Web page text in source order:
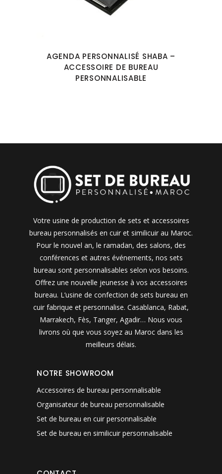
AGENDA PERSONNALISÉ SHABA –
ACCESSOIRE DE BUREAU
PERSONNALISABLE
Votre usine de production de sets et accessoires
bureau personnalisés en cuir et similicuir au Maroc.
Pour le nouvel an, le ramadan, des salons, des
conférences et autres événements, nos sets
bureau sont personnalisables selon vos besoins.
Offrez une nouvelle jeunesse à vos accessoires
bureau. L’usine de confection de sets bureau en
cuir fabrique et personnalise. Casablanca, Rabat,
Marrakech, Fès, Tanger, Agadir… Nous vous
livrons où que vous soyez au Maroc dans les
meilleurs délais.
NOTRE SHOWROOM
Accessoires de bureau personnalisable
Organisateur de bureau personnalisable
Set de bureau en cuir personnalisable
Set de bureau en similicuir personnalisable